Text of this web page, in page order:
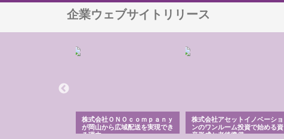
企業ウェブサイトリリース
株式会社ＯＮＯｃｏｍｐａｎｙ
が岡山から広域配送を実現でき
る理由
株式会社アセットイノベーショ
ンのワンルーム投資で始める資
産形成と老後準備